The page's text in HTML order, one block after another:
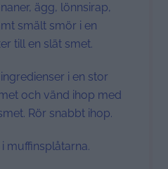
ägg, lönnsirap,
smält smör i en
till en slät smet.
i en stor
och vänd ihop med
Rör snabbt ihop.
muffinsplåtarna.